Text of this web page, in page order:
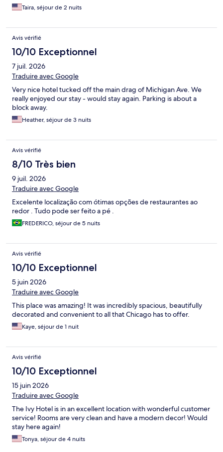
Taira, séjour de 2 nuits
Avis vérifié
10/10 Exceptionnel
7 juil. 2026
Traduire avec Google
Very nice hotel tucked off the main drag of Michigan Ave. We
really enjoyed our stay - would stay again. Parking is about a
block away.
Heather, séjour de 3 nuits
Avis vérifié
8/10 Très bien
9 juil. 2026
Traduire avec Google
Excelente localização com ótimas opções de restaurantes ao
redor . Tudo pode ser feito a pé .
FREDERICO, séjour de 5 nuits
Avis vérifié
10/10 Exceptionnel
5 juin 2026
Traduire avec Google
This place was amazing! It was incredibly spacious, beautifully
decorated and convenient to all that Chicago has to offer.
Kaye, séjour de 1 nuit
Avis vérifié
10/10 Exceptionnel
15 juin 2026
Traduire avec Google
The Ivy Hotel is in an excellent location with wonderful customer
service! Rooms are very clean and have a modern decor! Would
stay here again!
Tonya, séjour de 4 nuits